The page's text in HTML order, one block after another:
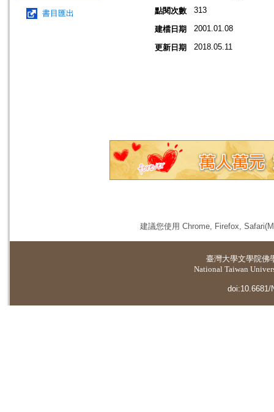
書目匯出
點閱次數
313
建檔日期 2001.01.08
更新日期 2018.05.11
建議您使用 Chrome, Firefox,
臺灣大學文學院佛
National Taiwan
doi:10.6681/